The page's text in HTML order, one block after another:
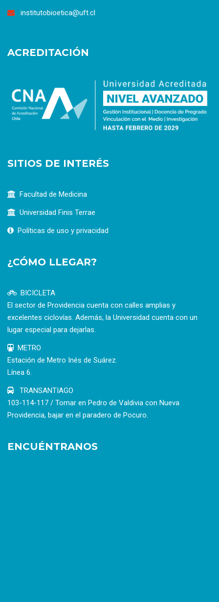
institutobioetica@uft.cl
ACREDITACIÓN
SITIOS DE INTERÉS
Facultad de Medicina
Universidad Finis Terrae
Políticas de uso y privacidad
¿CÓMO LLEGAR?
BICICLETA
El sector de Providencia cuenta con calles amplias y
excelentes ciclovías. Además, la Universidad cuenta con un
lugar especial para dejarlas.
METRO
Estación de Metro Inés de Suárez.
Línea 6.
TRANSANTIAGO
103-114-117 / Tomar en Pedro de Valdivia con Nueva
Providencia, bajar en el paradero de Pocuro.
ENCUÉNTRANOS